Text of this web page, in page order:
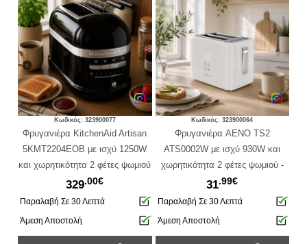
Κωδικός: 323900077
Φρυγανιέρα KitchenAid Artisan
5KMT2204EOB με ισχύ 1250W
και χωρητικότητα 2 φέτες ψωμιού
- Onyx Black
329.00€
Παραλαβή Σε 30 Λεπτά
Άμεση Αποστολή
Κωδικός: 323900064
Φρυγανιέρα AENO TS2
ATS0002W με ισχύ 930W και
χωρητικότητα 2 φέτες ψωμιού -
White
31.99€
Παραλαβή Σε 30 Λεπτά
Άμεση Αποστολή